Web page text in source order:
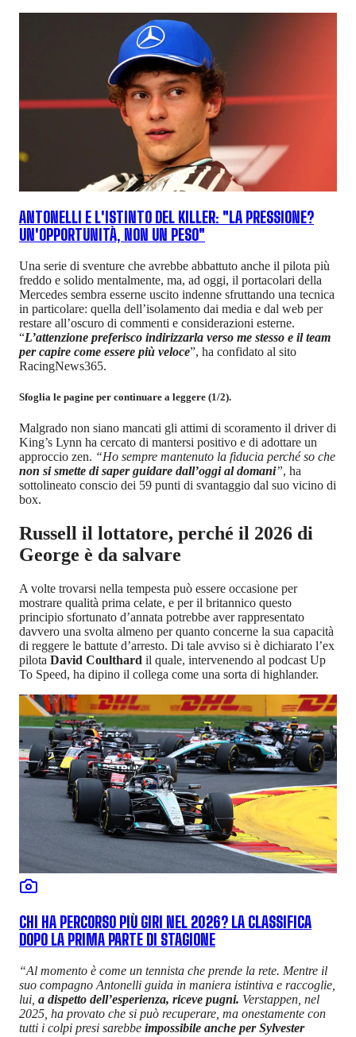
ANTONELLI E L'ISTINTO DEL KILLER: "LA PRESSIONE?
UN'OPPORTUNITÀ, NON UN PESO"
Una serie di sventure che avrebbe abbattuto anche il pilota più
freddo e solido mentalmente, ma, ad oggi, il portacolari della
Mercedes sembra esserne uscito indenne sfruttando una tecnica
in particolare: quella dell’isolamento dai media e dal web per
restare all’oscuro di commenti e considerazioni esterne.
“L’attenzione preferisco indirizzarla verso me stesso e il team
per capire come essere più veloce”, ha confidato al sito
RacingNews365.
Sfoglia le pagine per continuare a leggere (1/2).
Malgrado non siano mancati gli attimi di scoramento il driver di
King’s Lynn ha cercato di mantersi positivo e di adottare un
approccio zen. “Ho sempre mantenuto la fiducia perché so che
non si smette di saper guidare dall’oggi al domani”, ha
sottolineato conscio dei 59 punti di svantaggio dal suo vicino di
box.
Russell il lottatore, perché il 2026 di
George è da salvare
A volte trovarsi nella tempesta può essere occasione per
mostrare qualità prima celate, e per il britannico questo
principio sfortunato d’annata potrebbe aver rappresentato
davvero una svolta almeno per quanto concerne la sua capacità
di reggere le battute d’arresto. Di tale avviso si è dichiarato l’ex
pilota David Coulthard il quale, intervenendo al podcast Up
To Speed, ha dipino il collega come una sorta di highlander.
CHI HA PERCORSO PIÙ GIRI NEL 2026? LA CLASSIFICA
DOPO LA PRIMA PARTE DI STAGIONE
“Al momento è come un tennista che prende la rete. Mentre il
suo compagno Antonelli guida in maniera istintiva e raccoglie,
lui, a dispetto dell’esperienza, riceve pugni. Verstappen, nel
2025, ha provato che si può recuperare, ma onestamente con
tutti i colpi presi sarebbe impossibile anche per Sylvester